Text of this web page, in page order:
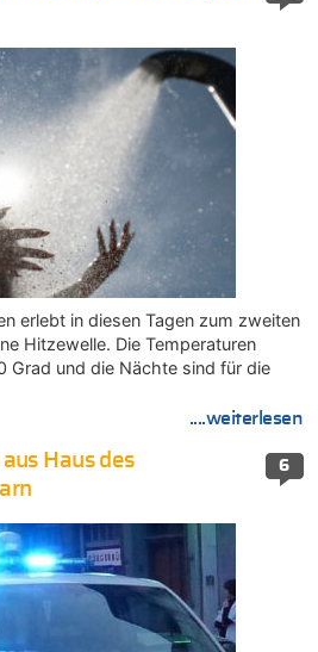
erlebt in diesen Tagen zum zweiten
Hitzewelle. Die Temperaturen
Grad und die Nächte sind für die
....weiterlesen
6
Haus des